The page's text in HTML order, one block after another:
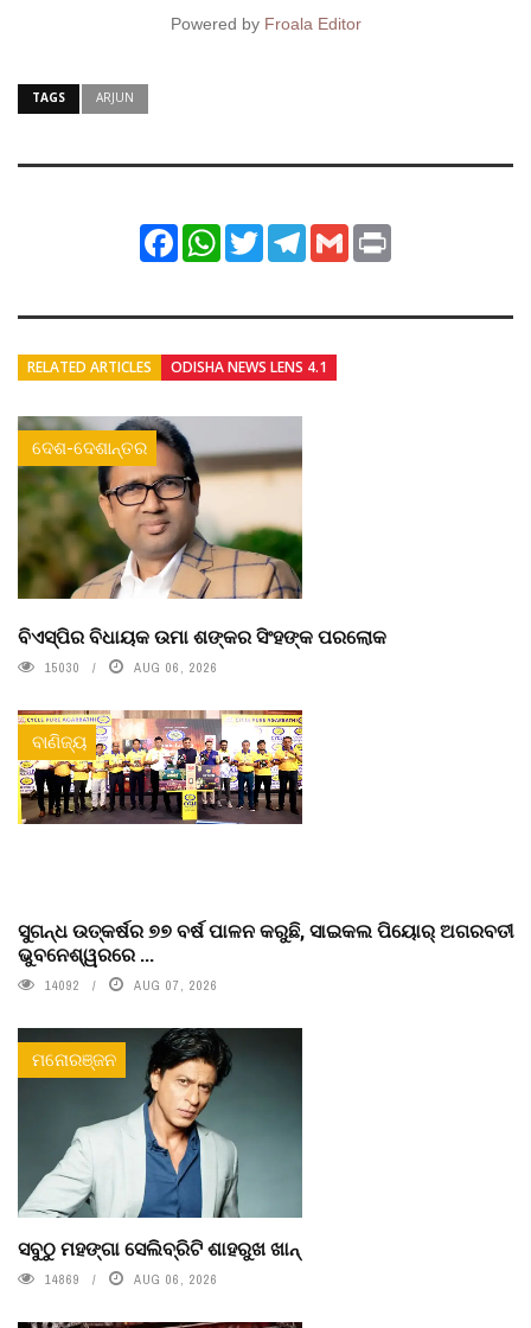
Powered by Froala Editor
TAGS ARJUN
FacebookWhatsApp
TwitterTelegram
Gmail
RELATED ARTICLES ODISHA NEWS LENS 4.1
ଦେଶ-ଦେଶାନ୍ତର
ବିଏସ୍‌ପିର ବିଧାୟକ ଉମା ଶଙ୍କର ସିଂହଙ୍କ ପରଲୋକ
15030 AUG 06, 2026
ବାଣିଜ୍ୟ
ସୁଗନ୍ଧ ଉତ୍କର୍ଷର ୭୭ ବର୍ଷ ପାଳନ କରୁଛି, ସାଇକଲ ପିୟୋର୍‌ ଅଗରବତୀ
ଭୁବନେଶ୍ୱରରେ ...
14092 AUG 07, 2026
ମନୋରଞ୍ଜନ
ସବୁଠୁ ମହଙ୍ଗା ସେଲିବ୍ରିଟି ଶାହରୁଖ ଖାନ୍
14869 AUG 06, 2026